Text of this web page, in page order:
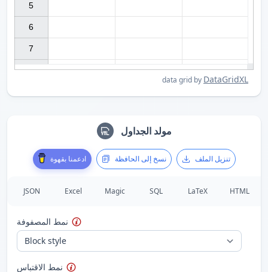
5
6
7
data grid by DataGridXL
مولد الجداول
ادعمنا بقهوة نسخ إلى الحافظة تنزيل الملف
JSON Excel Magic SQL LaTeX HTML
نمط المصفوفة
نمط الاقتباس